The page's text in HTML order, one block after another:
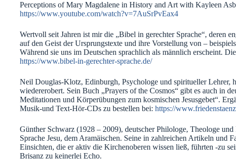
Perceptions of Mary Magdalene in History and Art with Kayleen
https://www.youtube.com/watch?v=7AuSrPvEax4
Wertvoll seit Jahren ist mir die „Bibel in gerechter Sprache“, deren
auf den Geist der Ursprungstexte und ihre Vorstellung von –
Während sie uns im Deutschen sprachlich als männlich erscheint.
https://www.bibel-in-gerechter-sprache.de/
Neil Douglas-Klotz, Edinburgh, Psychologe und spiritueller Lehrer,
wiedererobert. Sein Buch „Prayers of the Cosmos“ gibt es auch in
Meditationen und Körperübungen zum kosmischen Jesusgebet“.
Musik-und Text-Hör-CDs zu bestellen bei: https://
Günther Schwarz (1928 – 2009), deutscher Philologe, Theologe
Sprache Jesu, dem Aramäischen. Seine in zahlreichen Artikeln und
Einsichten, die er aktiv die Kirchenoberen wissen ließ, führten -zu
Brisanz zu keinerlei Echo.